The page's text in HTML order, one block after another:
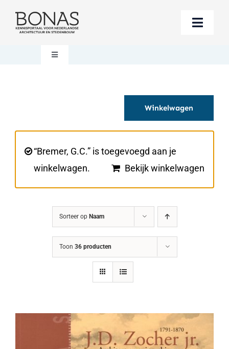
naar
Toggle
Berichten
Steun BONAS
Toggle
Winkelwagen
Winkelwagen
“Bremer, G.C.” is toegevoegd aan je
winkelwagen.
Bekijk winkelwagen
Sorteer op Naam
Toon 36 producten